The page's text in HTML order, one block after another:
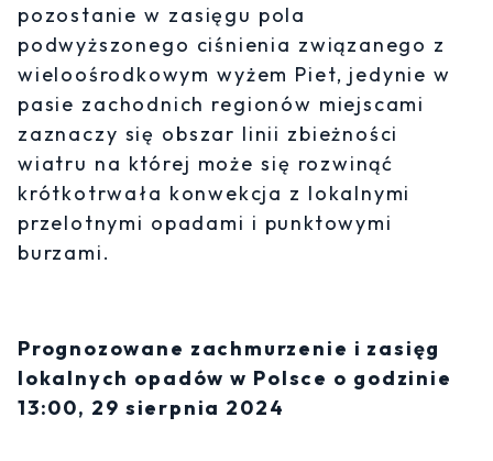
pozostanie w zasięgu pola
podwyższonego ciśnienia związanego z
wieloośrodkowym wyżem Piet, jedynie w
pasie zachodnich regionów miejscami
zaznaczy się obszar linii zbieżności
wiatru na której może się rozwinąć
krótkotrwała konwekcja z lokalnymi
przelotnymi opadami i punktowymi
burzami.
Prognozowane zachmurzenie i zasięg
lokalnych opadów w Polsce o godzinie
13:00, 29 sierpnia 2024